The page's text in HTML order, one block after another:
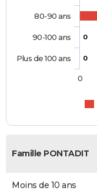
0
0
80-90 ans
90-100 ans
Plus de 100 ans
0
Famille PONTADIT
Moins de 10 ans